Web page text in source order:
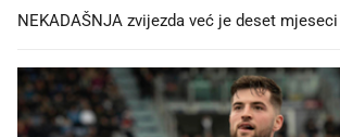
NEKADAŠNJA zvijezda već je deset